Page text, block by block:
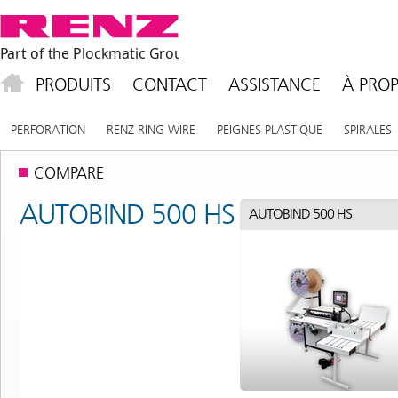
PERFORATION RENZ RING WIRE PEIGNES PLASTIQUE SPIRALES
PRODUITS CONTACT ASSISTANCE À
COMPARE
AUTOBIND 500 HS AUTOBIND 500 HS
AUTOBIND 500 HS AUTOBIND 500 HS